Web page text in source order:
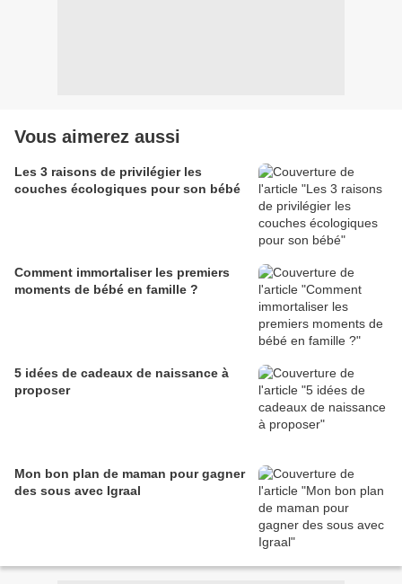
Vous aimerez aussi
Les 3 raisons de privilégier les
couches écologiques pour son bébé
Comment immortaliser les premiers
moments de bébé en famille ?
5 idées de cadeaux de naissance à
proposer
Mon bon plan de maman pour gagner
des sous avec Igraal